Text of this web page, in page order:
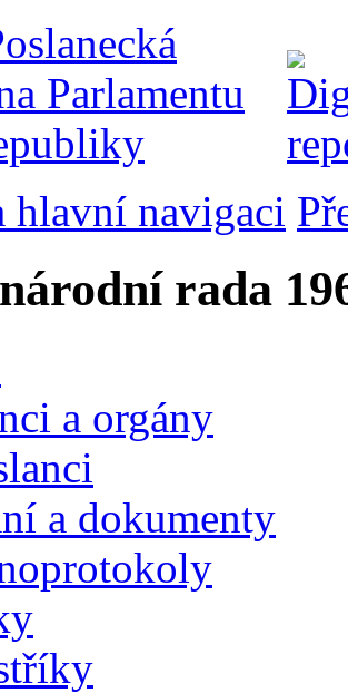
hlavní navigaci
rada
a orgány
a dokumenty